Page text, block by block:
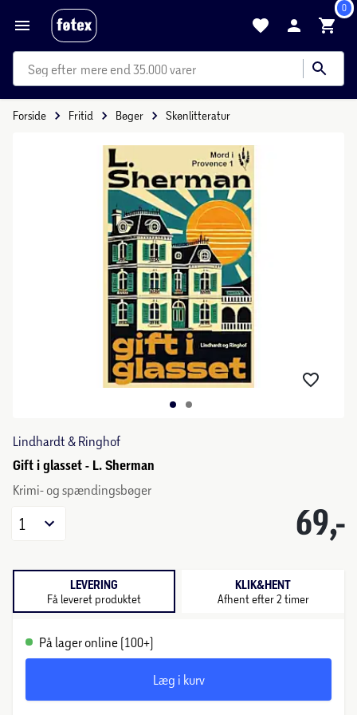
0
mere end 35.000 varer
Forside Fritid Bøger Skønlitteratur
Lindhardt & Ringhof
Gift i glasset - L. Sherman
Krimi- og spændingsbøger
69,-
1
LEVERING
Få leveret produktet
KLIK&HENT
Afhent efter 2 timer
På lager online (100+)
Læg i kurv